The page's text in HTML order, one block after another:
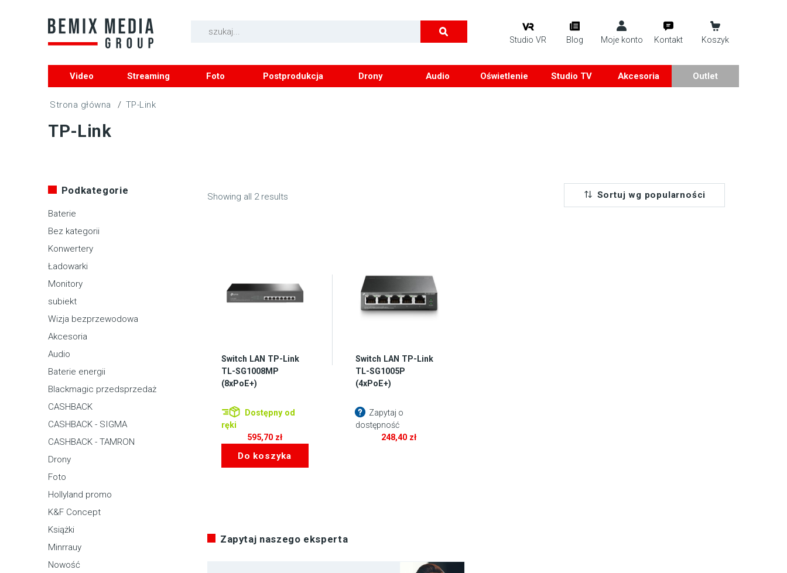
Studio VR Blog Moje konto Kontakt Koszyk
Video Streaming Foto Postprodukcja Drony Audio Oświetlenie Studio TV Akcesoria Outlet
/ TP-Link
TP-Link
Podkategorie
Baterie
Bez kategorii
Konwertery
Ładowarki
Monitory
subiekt
Wizja bezprzewodowa
Akcesoria
Audio
Baterie energii
Blackmagic przedsprzedaż
CASHBACK
CASHBACK - SIGMA
CASHBACK - TAMRON
Drony
Foto
Hollyland promo
K&F Concept
Książki
Minrrauy
Nowość
Showing all 2 results Sortuj wg popularności
Switch LAN TP-Link
TL-SG1008MP
(8xPoE+)
Dostępny od
ręki
595,70 zł
Do koszyka
Switch LAN TP-Link
TL-SG1005P
(4xPoE+)
Zapytaj o
dostępność
248,40 zł
Zapytaj naszego eksperta